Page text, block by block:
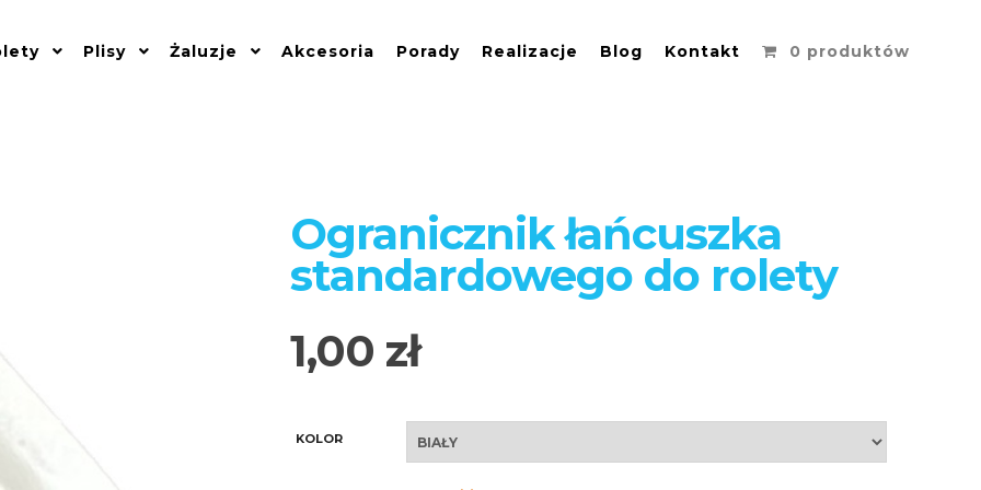
Plisy Żaluzje Akcesoria Porady Realizacje Blog Kontakt 0 produktów
Ogranicznik łańcuszka
standardowego do rolety
1,00 zł
KOLOR